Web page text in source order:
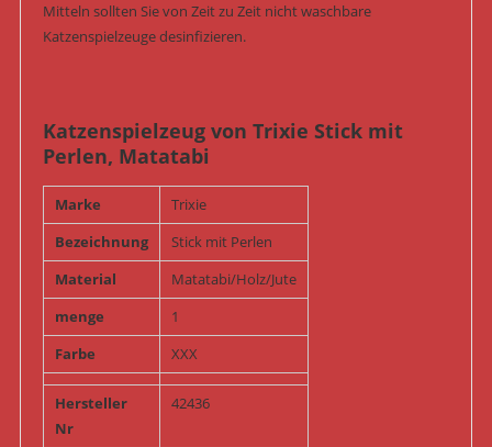
Mitteln sollten Sie von Zeit zu Zeit nicht waschbare
Katzenspielzeuge desinfizieren.
Katzenspielzeug von Trixie Stick mit
Perlen, Matatabi
Marke
Trixie
Bezeichnung
Stick mit Perlen
Material
Matatabi/Holz/Jute
menge
1
Farbe
XXX
Hersteller
Nr
42436